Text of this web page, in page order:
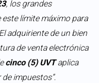
, los grandes
límite máximo para
adquiriente de un bien
de venta electrónica
cinco (5) UVTaplica
impuestos”.